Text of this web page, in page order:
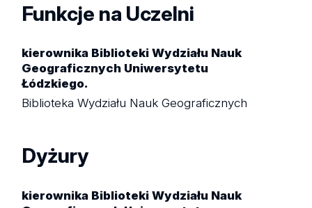
Funkcje na Uczelni
kierownika Biblioteki Wydziału Nauk
Geograficznych Uniwersytetu
Łódzkiego.
Biblioteka Wydziału Nauk Geograficznych
Dyżury
kierownika Biblioteki Wydziału Nauk